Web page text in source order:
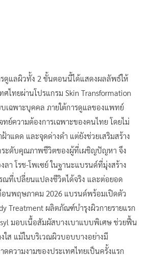
ดูแลผิวทั้ง 2 ขั้นตอนนี้ได้แสดงผลลัพธ์ให้
ศไทยผ่านโปรแกรม Skin Transformation
เฉพาะบุคคล ภายใต้การดูแลของแพทย์
ย์ความต้องการเฉพาะของคนไทย โดยไม่
าแดด และจุดด่างดำ แต่ยังช่วยเสริมสร้าง
ระดับคุณภาพชีวิตของผู้ที่เผชิญปัญหา จึง
า โรช-โพเซย์ ในฐานะแบรนด์ที่มุ่งสร้าง
ที่เปลี่ยนแปลงชีวิตได้จริง และต่อยอด
อนพฤษภาคม 2026 แบรนด์พร้อมเปิดตัว
Treatment ผลิตภัณฑ์บำรุงผิวกายรายแรก
มอบเนื้อสัมผัสบางเบาแบบพิเศษ ช่วยฟื้น
ใส แม้ในบริเวณผิวบอบบางอย่างมี
ความงามของประเทศไทยเป็นครั้งแรก